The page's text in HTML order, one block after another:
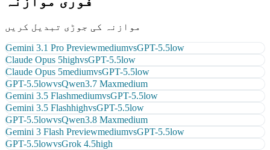
موازنہ کی جوڑی تبدیل کریں
Gemini 3.1 Pro PreviewmediumvsGPT-5.5low
Claude Opus 5highvsGPT-5.5low
Claude Opus 5mediumvsGPT-5.5low
GPT-5.5lowvsQwen3.7 Maxmedium
Gemini 3.5 FlashmediumvsGPT-5.5low
Gemini 3.5 FlashhighvsGPT-5.5low
GPT-5.5lowvsQwen3.8 Maxmedium
Gemini 3 Flash PreviewmediumvsGPT-5.5low
GPT-5.5lowvsGrok 4.5high